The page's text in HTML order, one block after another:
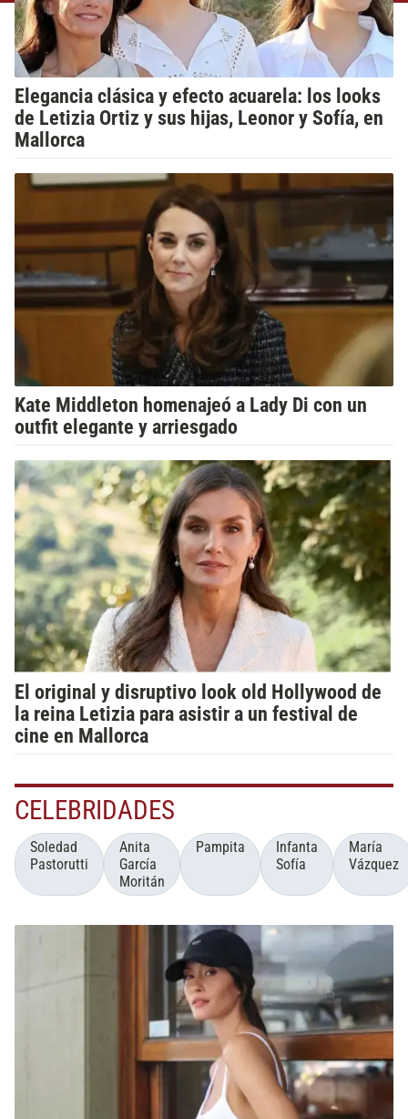
Elegancia clásica y efecto acuarela: los looks
de Letizia Ortiz y sus hijas, Leonor y Sofía, en
Mallorca
Kate Middleton homenajeó a Lady Di con un
outfit elegante y arriesgado
El original y disruptivo look old Hollywood de
la reina Letizia para asistir a un festival de
cine en Mallorca
CELEBRIDADES
Soledad
Pastorutti
Anita
García
Moritán
Pampita
Infanta
Sofía
María
Vázquez